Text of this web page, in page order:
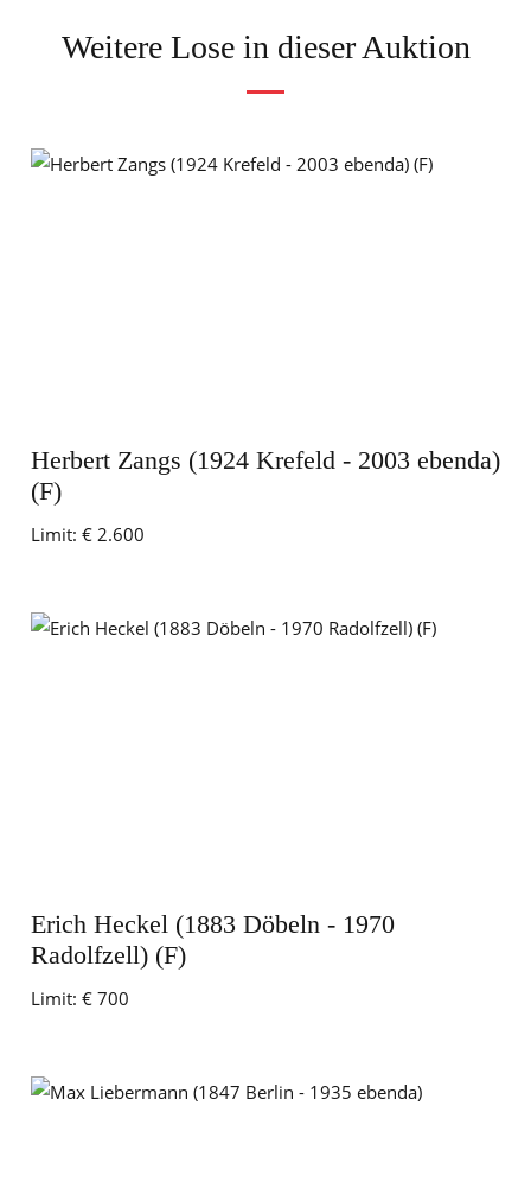
Weitere Lose in dieser Auktion
Herbert Zangs (1924 Krefeld - 2003 ebenda)
(F)
Limit: € 2.600
Erich Heckel (1883 Döbeln - 1970
Radolfzell) (F)
Limit: € 700